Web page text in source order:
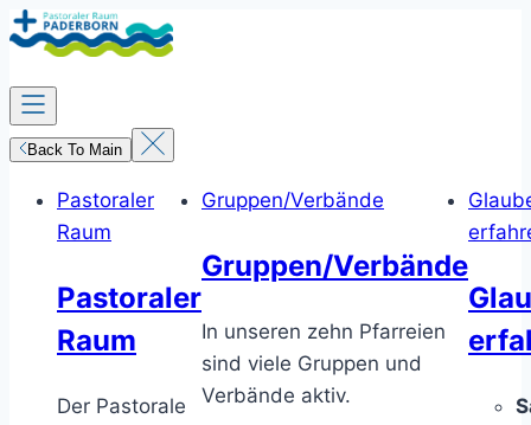
Zum
Inhalt
springen
Back To Main
Pastoraler
Raum
Pastoraler
Raum
Der Pastorale
Gruppen/Verbände
Gruppen/Verbände
In unseren zehn Pfarreien
sind viele Gruppen und
Verbände aktiv.